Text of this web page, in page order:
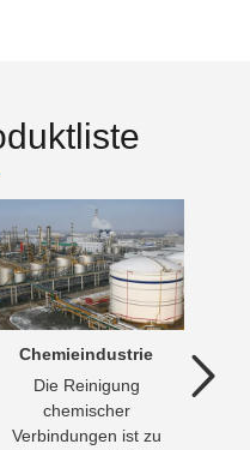
Chemieindustrie
Die Reinigung
chemischer
Verbindungen ist zu